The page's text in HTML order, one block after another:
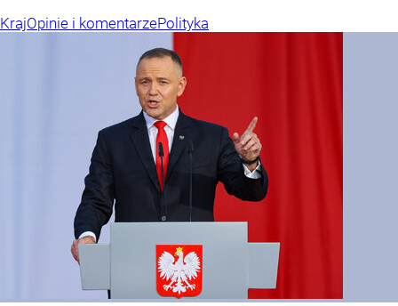
KrajOpinie i komentarzePolityka